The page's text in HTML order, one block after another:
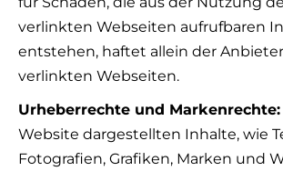
verlinkten Webseiten aufrufbaren
entstehen, haftet allein der
verlinkten Webseiten.
Urheberrechte und Markenrechte:
Website dargestellten Inhalte, wie
Fotografien, Grafiken, Marken und